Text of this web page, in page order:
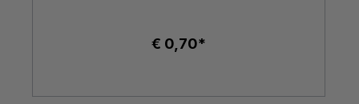
€ 0,70*